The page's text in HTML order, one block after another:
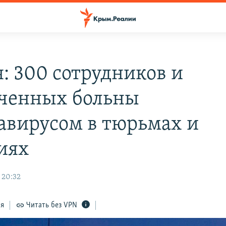
300 сотрудников и
больны
в тюрьмах и
20:32
Читать без VPN